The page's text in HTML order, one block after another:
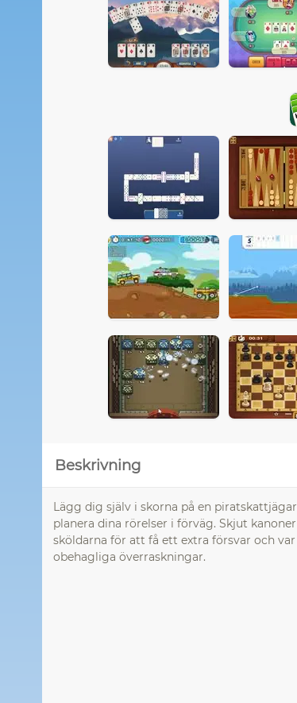
Beskrivning
Lägg dig själv i skorna på en
planera dina rörelser i förväg. Skjut
sköldarna för att få ett extra försvar och
obehagliga överraskningar.